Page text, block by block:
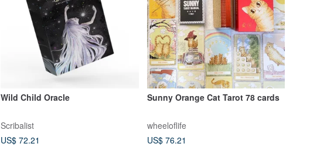
Wild Child Oracle
Scribalist
US$ 72.21
Sunny Orange Cat Tarot 78 cards
wheeloflife
US$ 76.21